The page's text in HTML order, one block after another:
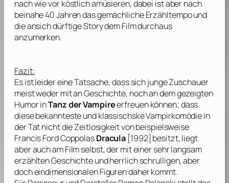
nach wie vor köstlich amüsieren, dabei ist aber nach
beinahe 40 Jahren das gemächliche Erzähltempo und
die ansich dürftige Story dem Film durchaus
anzumerken.
Fazit:
Es ist leider eine Tatsache, dass sich junge Zuschauer
meist weder mit an Geschichte, noch an dem gezeigten
Humor inTanz der Vampireerfreuen können; dass
diese bekannteste und klassischske Vampirkomödie in
der Tat nicht die Zeitlosigkeit von beispielsweise
Francis Ford CoppolasDracula [1992] besitzt, liegt
aber auch am Film selbst, der mit einer sehr langsam
erzählten Geschichte und herrlich schrulligen, aber
doch eindimensionalen Figuren daher kommt.